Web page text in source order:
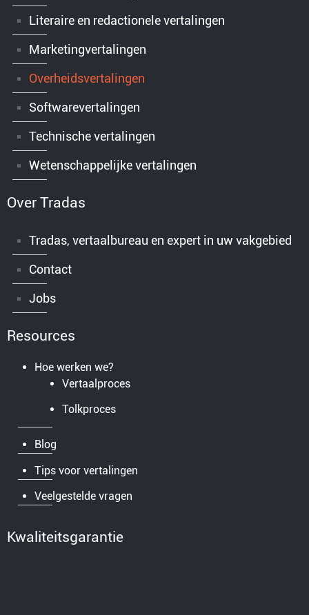
Literaire en redactionele vertalingen
Marketingvertalingen
Overheidsvertalingen
Softwarevertalingen
Technische vertalingen
Wetenschappelijke vertalingen
Over Tradas
Tradas, vertaalbureau en expert in uw vakgebied
Contact
Jobs
Resources
Hoe werken we?
Vertaalproces
Tolkproces
Blog
Tips voor vertalingen
Veelgestelde vragen
Kwaliteitsgarantie